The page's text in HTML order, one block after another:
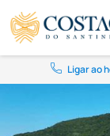
Ligar ao